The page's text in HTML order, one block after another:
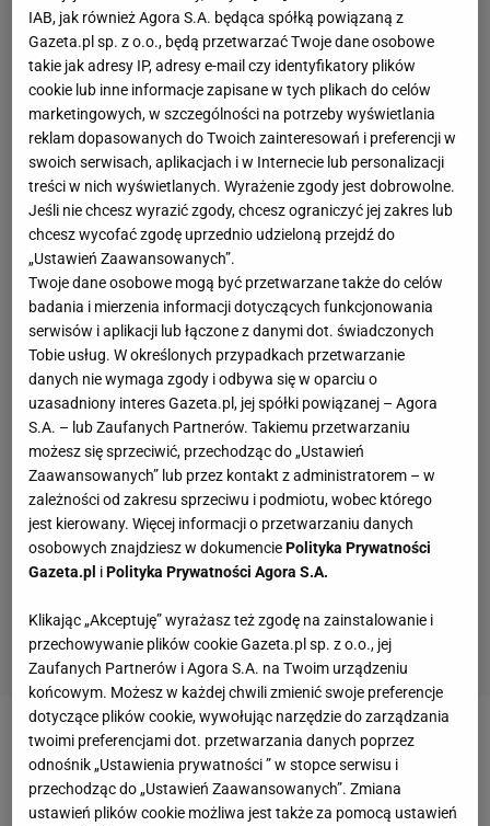
Popularny "Terminator" u szczytu sławy znalazł się
w 2000 roku, krzyżując rękawice wwalceo pasy
WBCi IBFwagi ciężkiejz Lennoxem Lewisem. Tylko
IAB, jak również Agora S.A. będąca spółką powiązaną z
Gazeta.pl sp. z o.o., będą przetwarzać Twoje dane osobowe
takie jak adresy IP, adresy e-mail czy identyfikatory plików
cookie lub inne informacje zapisane w tych plikach do celów
marketingowych, w szczególności na potrzeby wyświetlania
reklam dopasowanych do Twoich zainteresowań i preferencji w
swoich serwisach, aplikacjach i w Internecie lub personalizacji
treści w nich wyświetlanych. Wyrażenie zgody jest dobrowolne.
Jeśli nie chcesz wyrazić zgody, chcesz ograniczyć jej zakres lub
chcesz wycofać zgodę uprzednio udzieloną przejdź do
„Ustawień Zaawansowanych”.
Twoje dane osobowe mogą być przetwarzane także do celów
badania i mierzenia informacji dotyczących funkcjonowania
serwisów i aplikacji lub łączone z danymi dot. świadczonych
Tobie usług. W określonych przypadkach przetwarzanie
danych nie wymaga zgody i odbywa się w oparciu o
uzasadniony interes Gazeta.pl, jej spółki powiązanej – Agora
S.A. – lub Zaufanych Partnerów. Takiemu przetwarzaniu
możesz się sprzeciwić, przechodząc do „Ustawień
Zaawansowanych” lub przez kontakt z administratorem – w
zależności od zakresu sprzeciwu i podmiotu, wobec którego
jest kierowany. Więcej informacji o przetwarzaniu danych
osobowych znajdziesz w dokumenciePolityka Prywatności
Gazeta.pl iPolityka Prywatności Agora S.A.
Klikając „Akceptuję” wyrażasz też zgodę na zainstalowanie i
przechowywanie plików cookie Gazeta.pl sp. z o.o., jej
Zaufanych Partnerów i Agora S.A. na Twoim urządzeniu
końcowym. Możesz w każdej chwili zmienić swoje preferencje
dotyczące plików cookie, wywołując narzędzie do zarządzania
twoimi preferencjami dot. przetwarzania danych poprzez
odnośnik „Ustawienia prywatności ” w stopce serwisu i
przechodząc do „Ustawień Zaawansowanych”. Zmiana
ustawień plików cookie możliwa jest także za pomocą ustawień